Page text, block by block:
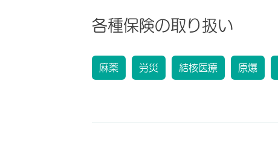
各種保険の取り扱い
麻薬 労災 結核医療 原爆